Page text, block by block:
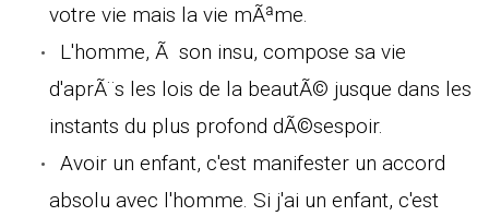
votre vie mais la vie mÃªme.
L'homme, Ã son insu, compose sa vie
d'aprÃ¨s les lois de la beautÃ© jusque dans les
instants du plus profond dÃ©sespoir.
Avoir un enfant, c'est manifester un accord
absolu avec l'homme. Si j'ai un enfant, c'est